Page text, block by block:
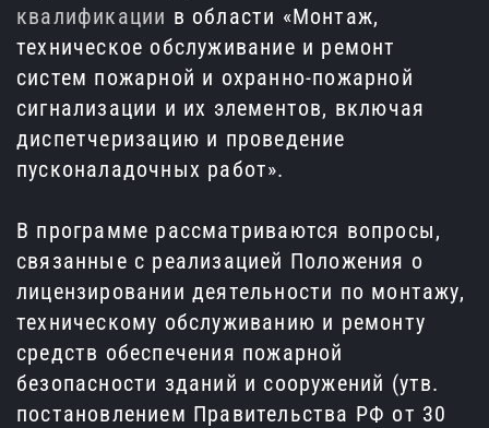
квалификации в области «Монтаж,
техническое обслуживание и ремонт
систем пожарной и охранно-пожарной
сигнализации и их элементов, включая
диспетчеризацию и проведение
пусконаладочных работ».
В программе рассматриваются вопросы,
связанные с реализацией Положения о
лицензировании деятельности по монтажу,
техническому обслуживанию и ремонту
средств обеспечения пожарной
безопасности зданий и сооружений (утв.
постановлением Правительства РФ от 30